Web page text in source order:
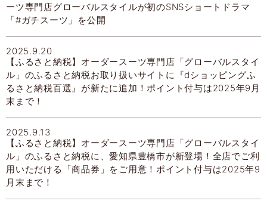
ーツ専門店グローバルスタイルが初のSNSショートドラマ
「#ガチスーツ」を公開
2025.9.20
【ふるさと納税】オーダースーツ専門店「グローバルスタイ
ル」のふるさと納税お取り扱いサイトに『dショッピングふ
るさと納税百選』が新たに追加！ポイント付与は2025年9月
末まで！
2025.9.13
【ふるさと納税】オーダースーツ専門店「グローバルスタイ
ル」のふるさと納税に、愛知県豊橋市が新登場！全店でご利
用いただける「商品券」をご用意！ポイント付与は2025年9
月末まで！